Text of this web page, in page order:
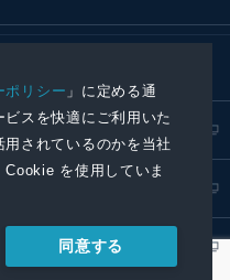
ポリシー 」に定める通
スを快適にご利用いた
されているのかを当社
を使用していま
同意する